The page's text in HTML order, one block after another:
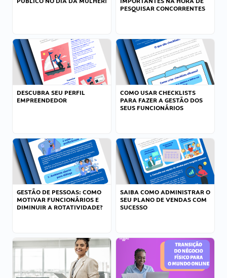
PESQUISAR CONCORRENTES
DESCUBRA SEU PERFIL
EMPREENDEDOR
COMO USAR CHECKLISTS
PARA FAZER A GESTÃO DOS
SEUS FUNCIONÁRIOS
GESTÃO DE PESSOAS: COMO
MOTIVAR FUNCIONÁRIOS E
DIMINUIR A ROTATIVIDADE?
SAIBA COMO ADMINISTRAR O
SEU PLANO DE VENDAS COM
SUCESSO